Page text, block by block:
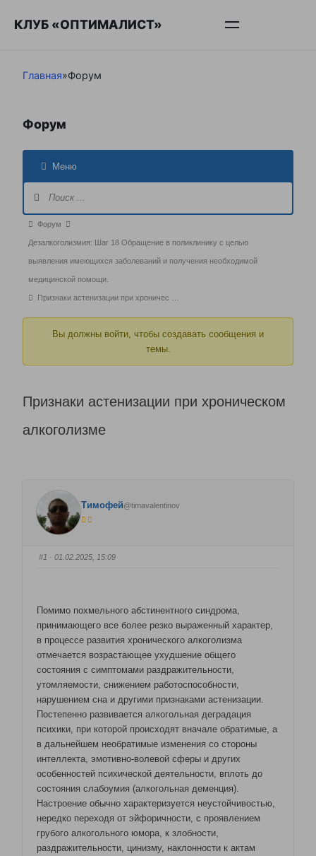
КЛУБ «ОПТИМАЛИСТ»
Главная»Форум
Форум
Меню
Форума
Форум
breadcrumbs
-
Вы
здесь:
Форум
Дезалкоголизмия: Шаг 18 Обращение в поликлинику с целью
выявления имеющихся заболеваний и получения необходимой
медицинской помощи.
Признаки астенизации при хроничес …
Вы должны войти, чтобы создавать сообщения и
темы.
Признаки астенизации при хроническом
алкоголизме
Тимофей@timavalentinov
#1 · 01.02.2025, 15:09
Помимо похмельного абстинентного синдрома,
принимающего все более резко выраженный характер,
в процессе развития хронического алкоголизма
отмечается возрастающее ухудшение общего
состояния с симптомами раздражительности,
утомляемости, снижением работоспособности,
нарушением сна и другими признаками астенизации.
Постепенно развивается алкогольная деградация
психики, при которой происходят вначале обратимые, а
в дальнейшем необратимые изменения со стороны
интеллекта, эмотивно-волевой сферы и других
особенностей психической деятельности, вплоть до
состояния слабоумия (алкогольная деменция).
Настроение обычно характеризуется неустойчивостью,
нередко переходя от эйфоричности, с проявлением
грубого алкогольного юмора, к злобности,
раздражительности, цинизму, наклонности к актам